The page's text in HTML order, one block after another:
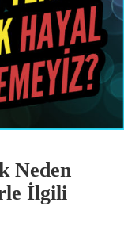
Neden
İlgili